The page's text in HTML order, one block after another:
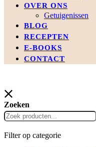
OVER ONS
Getuigenissen
BLOG
RECEPTEN
E-BOOKS
CONTACT
Zoeken
Filter op categorie